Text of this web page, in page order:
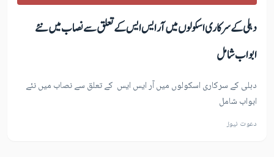
دہلی کے سرکاری اسکولوں میں آر ایس ایس کے تعلق سے نصاب میں نئے
ابواب شامل
دہلی کے سرکاری اسکولوں میں آر ایس ایس کے تعلق سے نصاب میں نئے
ابواب شامل
دعوت نیوز